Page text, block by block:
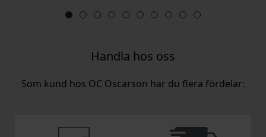
Handla hos oss
Som kund hos OC Oscarson har du flera fördelar: